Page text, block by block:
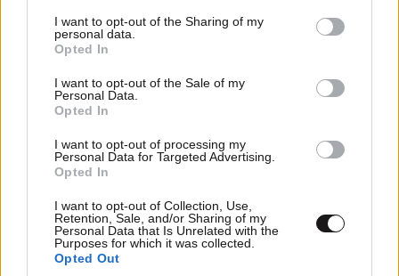
not limited to your visit or usage behaviour. You may click to
grant or deny consent to Google and its third-party tags to
use your data for below specified purposes in below Google
consent section.
I want to opt-out of the Sharing of my
personal data.
Opted In
I want to opt-out of the Sale of my
Personal Data.
Opted In
I want to opt-out of processing my
Personal Data for Targeted Advertising.
Opted In
I want to opt-out of Collection, Use,
Retention, Sale, and/or Sharing of my
Personal Data that Is Unrelated with the
Purposes for which it was collected.
Opted Out